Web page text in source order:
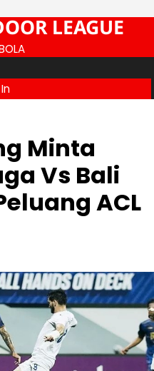
LEAGUE
Minta
Vs Bali
ACL